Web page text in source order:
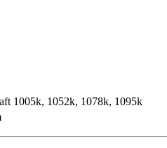
1005k, 1052k, 1078k, 1095k